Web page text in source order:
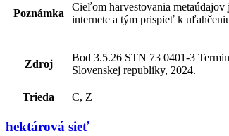
Poznámka
Cieľom harvestovania
internete a tým prispieť k
Zdroj
Bod 3.5.26 STN 73 0401-3
Slovenskej republiky, 2024.
Trieda C, Z
hektárová sieť